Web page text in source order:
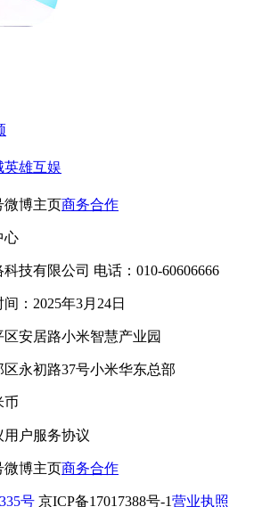
英雄互娱
微博主页商务合作
心
技有限公司 电话：010-60606666
：2025年3月24日
安居路小米智慧产业园
永初路37号小米华东总部
币
用户服务协议
微博主页商务合作
号 京ICP备17017388号-1营业执照